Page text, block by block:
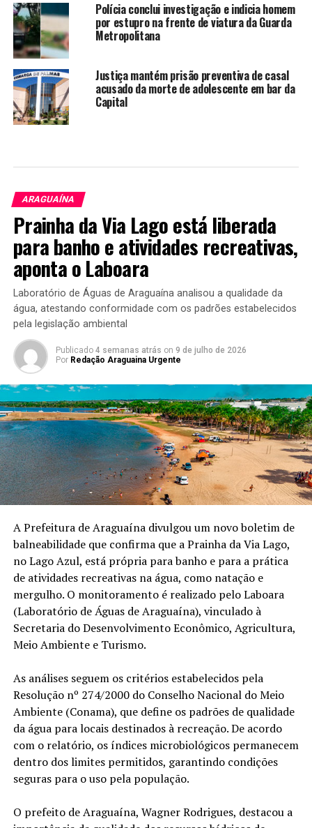
Polícia conclui investigação e indicia homem
por estupro na frente de viatura da Guarda
Metropolitana
Justiça mantém prisão preventiva de casal
acusado da morte de adolescente em bar da
Capital
ARAGUAÍNA
Prainha da Via Lago está liberada
para banho e atividades recreativas,
aponta o Laboara
Laboratório de Águas de Araguaína analisou a qualidade da
água, atestando conformidade com os padrões estabelecidos
pela legislação ambiental
Publicado 4 semanas atrás on 9 de julho de 2026
Por Redação Araguaina Urgente
A Prefeitura de Araguaína divulgou um novo boletim de
balneabilidade que confirma que a Prainha da Via Lago,
no Lago Azul, está própria para banho e para a prática
de atividades recreativas na água, como natação e
mergulho. O monitoramento é realizado pelo Laboara
(Laboratório de Águas de Araguaína), vinculado à
Secretaria do Desenvolvimento Econômico, Agricultura,
Meio Ambiente e Turismo.
As análises seguem os critérios estabelecidos pela
Resolução nº 274/2000 do Conselho Nacional do Meio
Ambiente (Conama), que define os padrões de qualidade
da água para locais destinados à recreação. De acordo
com o relatório, os índices microbiológicos permanecem
dentro dos limites permitidos, garantindo condições
seguras para o uso pela população.
O prefeito de Araguaína, Wagner Rodrigues, destacou a